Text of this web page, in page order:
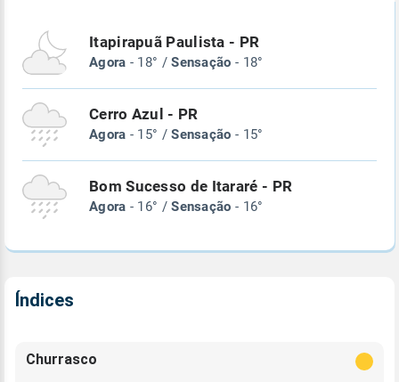
Itapirapuã Paulista - PR
Agora - 18° /Sensação - 18°
Cerro Azul - PR
Agora - 15° /Sensação - 15°
Bom Sucesso de Itararé - PR
Agora - 16° /Sensação - 16°
Índices
Churrasco